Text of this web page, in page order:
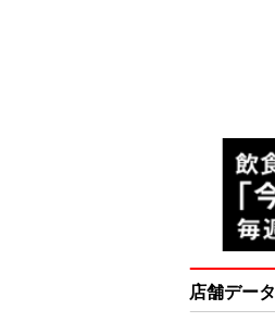
店舗データ